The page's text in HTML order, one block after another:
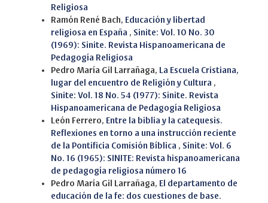
Religiosa
Ramón René Bach, Educación y libertad
religiosa en España , Sinite: Vol. 10 No. 30
(1969): Sinite. Revista Hispanoamericana de
Pedagogía Religiosa
Pedro María Gil Larrañaga, La Escuela Cristiana,
lugar del encuentro de Religión y Cultura ,
Sinite: Vol. 18 No. 54 (1977): Sinite. Revista
Hispanoamericana de Pedagogía Religiosa
León Ferrero, Entre la biblia y la catequesis.
Reflexiones en torno a una instrucción reciente
de la Pontificia Comisión Bíblica , Sinite: Vol. 6
No. 16 (1965): SINITE: Revista hispanoamericana
de pedagogía religiosa número 16
Pedro María Gil Larrañaga, El departamento de
educación de la fe: dos cuestiones de base.